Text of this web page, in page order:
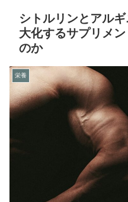
シトルリンとアル
大化するサプリメ
のか
栄養